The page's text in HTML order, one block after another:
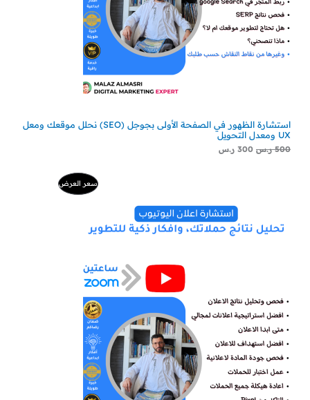
استشارة الظهور في الصفحة الأولى بجوجل (SEO) نحلل موقعك ومعل
UX ومعدل التحويل
500 ر.س 300 ر.س
سعر العرضمنتج
229 ر.س.